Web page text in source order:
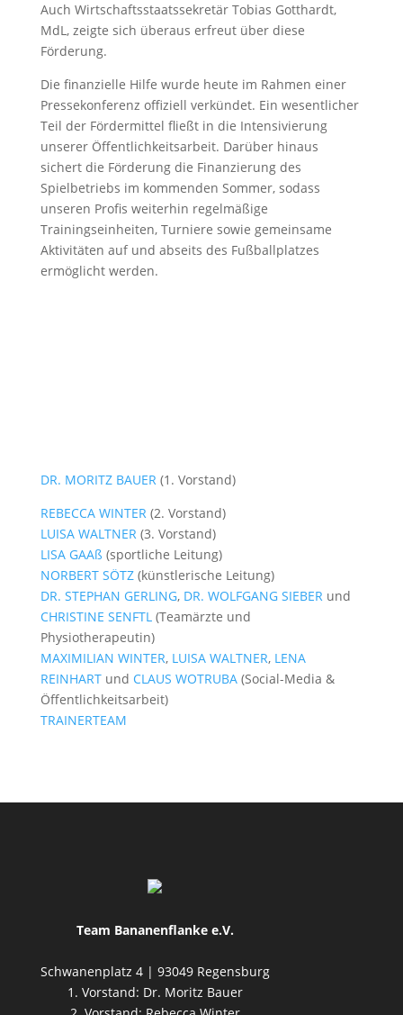
Auch Wirtschaftsstaatssekretär Tobias Gotthardt,
MdL, zeigte sich überaus erfreut über diese
Förderung.
Die finanzielle Hilfe wurde heute im Rahmen einer
Pressekonferenz offiziell verkündet. Ein wesentlicher
Teil der Fördermittel fließt in die Intensivierung
unserer Öffentlichkeitsarbeit. Darüber hinaus
sichert die Förderung die Finanzierung des
Spielbetriebs im kommenden Sommer, sodass
unseren Profis weiterhin regelmäßige
Trainingseinheiten, Turniere sowie gemeinsame
Aktivitäten auf und abseits des Fußballplatzes
ermöglicht werden.
DR. MORITZ BAUER(1. Vorstand)
REBECCA WINTER(2. Vorstand)
LUISA WALTNER(3. Vorstand)
LISA GAAß (sportliche Leitung)
NORBERT SÖTZ(künstlerische Leitung)
DR. STEPHAN GERLING,DR. WOLFGANG SIEBER und
CHRISTINE SENFTL(Teamärzte und
Physiotherapeutin)
MAXIMILIAN WINTER, LUISA WALTNER, LENA
REINHARTund CLAUS WOTRUBA(Social-Media &
Öffentlichkeitsarbeit)
TRAINERTEAM
Team Bananenflanke e.V.
Schwanenplatz 4 | 93049 Regensburg
1. Vorstand: Dr. Moritz Bauer